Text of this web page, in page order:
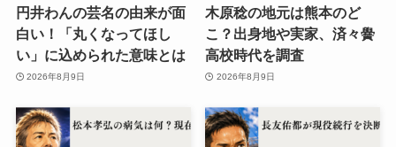
円井わんの芸名の由来が面
白い！「丸くなってほし
い」に込められた意味とは
2026年8月9日
木原稔の地元は熊本のど
こ？出身地や実家、済々黌
高校時代を調査
2026年8月9日